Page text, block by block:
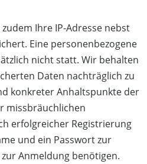
Ihre IP-Adresse nebst
Eine personenbezogene
nicht statt. Wir behalten
Daten nachträglich zu
konkreter Anhaltspunkte der
missbräuchlichen
erfolgreicher Registrierung
und ein Passwort zur
Anmeldung benötigen.